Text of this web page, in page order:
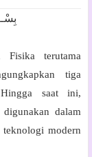
Fisika terutama
tiga
saat ini,
dalam
modern